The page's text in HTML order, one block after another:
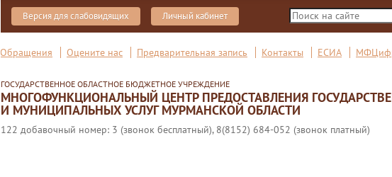
Версия для слабовидящих Личный кабинет
Обращения Оцените нас Предварительная запись Контакты ЕСИА
ГОСУДАРСТВЕННОЕ ОБЛАСТНОЕ БЮДЖЕТНОЕ УЧРЕЖДЕНИЕ
МНОГОФУНКЦИОНАЛЬНЫЙ ЦЕНТР ПРЕДОСТАВЛЕНИЯ
И МУНИЦИПАЛЬНЫХ УСЛУГ МУРМАНСКОЙ ОБЛАСТИ
122 добавочный номер: 3 (звонок бесплатный), 8(8152) 684-052 (звонок платный)